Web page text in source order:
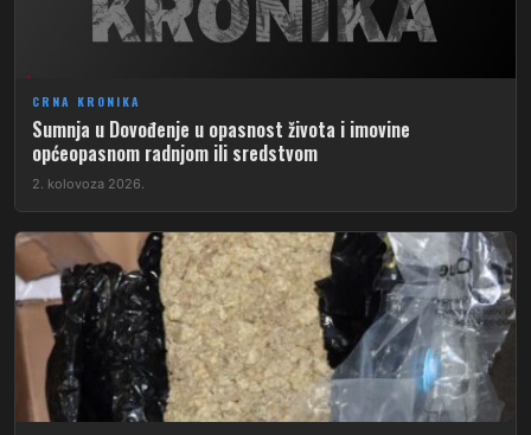
CRNA KRONIKA
Sumnja u Dovođenje u opasnost života i imovine
općeopasnom radnjom ili sredstvom
2. kolovoza 2026.